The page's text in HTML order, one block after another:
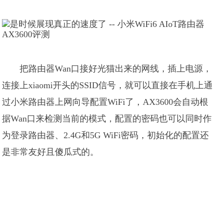
把路由器Wan口接好光猫出来的网线，插上电源，
连接上xiaomi开头的SSID信号，就可以直接在手机上通
过小米路由器上网向导配置WiFi了，AX3600会自动根
据Wan口来检测当前的模式，配置的密码也可以同时作
为登录路由器、2.4G和5G WiFi密码，初始化的配置还
是非常友好且傻瓜式的。